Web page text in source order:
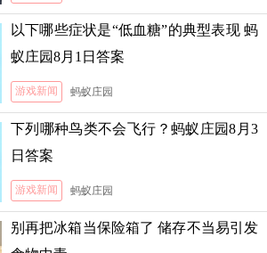
以下哪些症状是“低血糖”的典型表现 蚂
蚁庄园8月1日答案
游戏新闻 蚂蚁庄园
下列哪种鸟类不会飞行？蚂蚁庄园8月3
日答案
游戏新闻 蚂蚁庄园
别再把冰箱当保险箱了 储存不当易引发